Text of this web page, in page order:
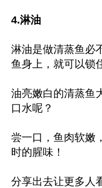
4.淋油
淋油是做清蒸鱼必
鱼身上，就可以锁
油亮嫩白的清蒸鱼
口水呢？
尝一口，鱼肉软嫩
时的腥味！
分享出去让更多人